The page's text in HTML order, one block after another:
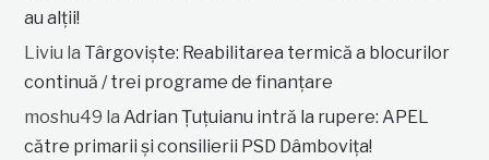
au alții!
Liviu la Târgoviște: Reabilitarea termică a blocurilor
continuă / trei programe de finanțare
moshu49 laAdrian Țuțuianu intră la rupere: APEL
către primarii și consilierii PSD Dâmbovița!